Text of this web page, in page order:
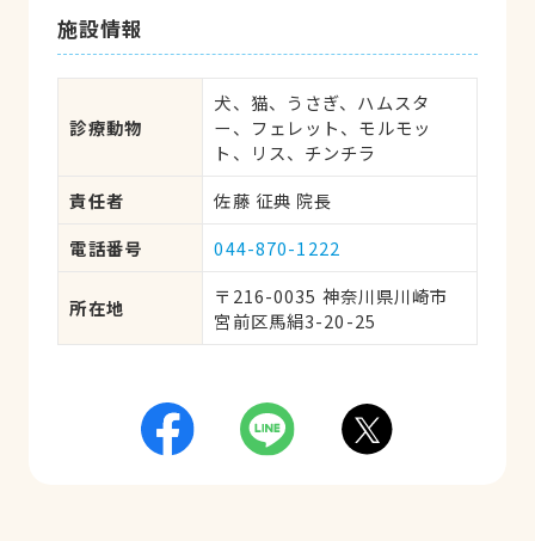
施設情報
診療動物
犬、猫、うさぎ、ハムスタ
ー、フェレット、モルモッ
ト、リス、チンチラ
責任者
佐藤 征典 院長
電話番号
044-870-1222
所在地
〒216-0035 神奈川県川崎市
宮前区馬絹3-20-25